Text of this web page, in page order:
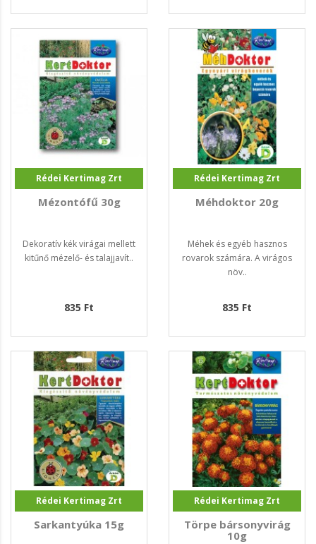
Rédei Kertimag Zrt
Mézontófű 30g
Dekoratív kék virágai mellett
kitűnő mézelő- és talajjavít..
835 Ft
Rédei Kertimag Zrt
Méhdoktor 20g
Méhek és egyéb hasznos
rovarok számára. A virágos
növ..
835 Ft
Rédei Kertimag Zrt
Sarkantyúka 15g
Rédei Kertimag Zrt
Törpe bársonyvirág
10g